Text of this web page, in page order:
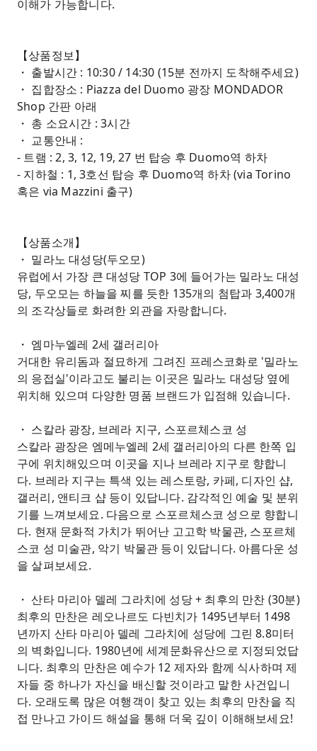
이해가 가능합니다.
【상품정보】
・ 출발시간 : 10:30 / 14:30 (15분 전까지 도착해주세요)
・ 집합장소 : Piazza del Duomo 광장 MONDADOR
Shop 간판 아래
・ 총 소요시간 : 3시간
・ 교통안내 :
- 트램 : 2, 3, 12, 19, 27 번 탑승 후 Duomo역 하차
- 지하철 : 1, 3호선 탑승 후 Duomo역 하차 (via Torino
혹은 via Mazzini 출구)
【상품소개】
・ 밀라노 대성당(두오모)
유럽에서 가장 큰 대성당 TOP 3에 들어가는 밀라노 대성
당, 두오모는 하늘을 찌를 듯한 135개의 첨탑과 3,400개
의 조각상들로 화려한 외관을 자랑합니다.
・ 엠마누엘레 2세 갤러리아
거대한 유리돔과 절묘하게 그려진 프레스코화로 '밀라노
의 응접실'이라고도 불리는 이곳은 밀라노 대성당 옆에
위치해 있으며 다양한 명품 브랜드가 입점해 있습니다.
・ 스칼라 광장, 브레라 지구, 스포르체스코 성
스칼라 광장은 엠메누엘레 2세 갤러리아의 다른 한쪽 입
구에 위치해있으며 이곳을 지나 브레라 지구로 향합니
다. 브레라 지구는 특색 있는 레스토랑, 카페, 디자인 샵,
갤러리, 앤티크 샵 등이 있답니다. 감각적인 예술 및 분위
기를 느껴보세요. 다음으로 스포르체스코 성으로 향합니
다. 현재 문화적 가치가 뛰어난 고고학 박물관, 스포르체
스코 성 미술관, 악기 박물관 등이 있답니다. 아름다운 성
을 살펴보세요.
・ 산타 마리아 델레 그라치에 성당 + 최후의 만찬 (30분)
최후의 만찬은 레오나르도 다빈치가 1495년부터 1498
년까지 산타 마리아 델레 그라치에 성당에 그린 8.8미터
의 벽화입니다. 1980년에 세계문화유산으로 지정되었답
니다. 최후의 만찬은 예수가 12 제자와 함께 식사하며 제
자들 중 하나가 자신을 배신할 것이라고 말한 사건입니
다. 오래도록 많은 여행객이 찾고 있는 최후의 만찬을 직
접 만나고 가이드 해설을 통해 더욱 깊이 이해해보세요!